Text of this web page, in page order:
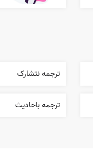
ترجمه نتشارک
ترجمه باحاديث